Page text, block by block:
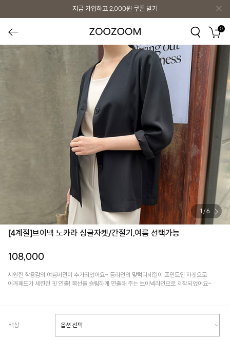
지금 가입하고 2,000원 쿠폰 받기
0
/6
[4계절]브이넥 노카라 싱글자켓/간절기,여름 선택가능
108,000
시원한 착용감의 여름버전이 추가되었어요~ 등라인의 맞턱디테일이 포인트인 자켓으로
어깨패드가 세련된 핏 연출! 목선을 슬림하게 연출해 주는 브이넥라인으로 제작되었어요~
색상